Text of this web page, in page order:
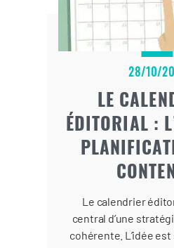
28/10/
LE
ÉDITORIAL :
Le calendrier
central d’une
cohérente. L’idée est